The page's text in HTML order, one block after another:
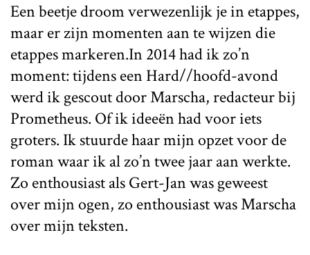
Een beetje droom verwezenlijk je in etappes,
maar er zijn momenten aan te wijzen die
etappes markeren.In 2014 had ik zo’n
moment: tijdens een Hard//hoofd-avond
werd ik gescout door Marscha, redacteur bij
Prometheus. Of ik ideeën had voor iets
groters. Ik stuurde haar mijn opzet voor de
roman waar ik al zo’n twee jaar aan werkte.
Zo enthousiast als Gert-Jan was geweest
over mijn ogen, zo enthousiast was Marscha
over mijn teksten.